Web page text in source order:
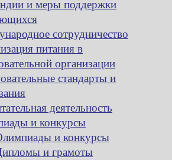
и меры поддержки
сотрудничество
питания в
организации
стандарты и
деятельность
и конкурсы
и конкурсы
и грамоты